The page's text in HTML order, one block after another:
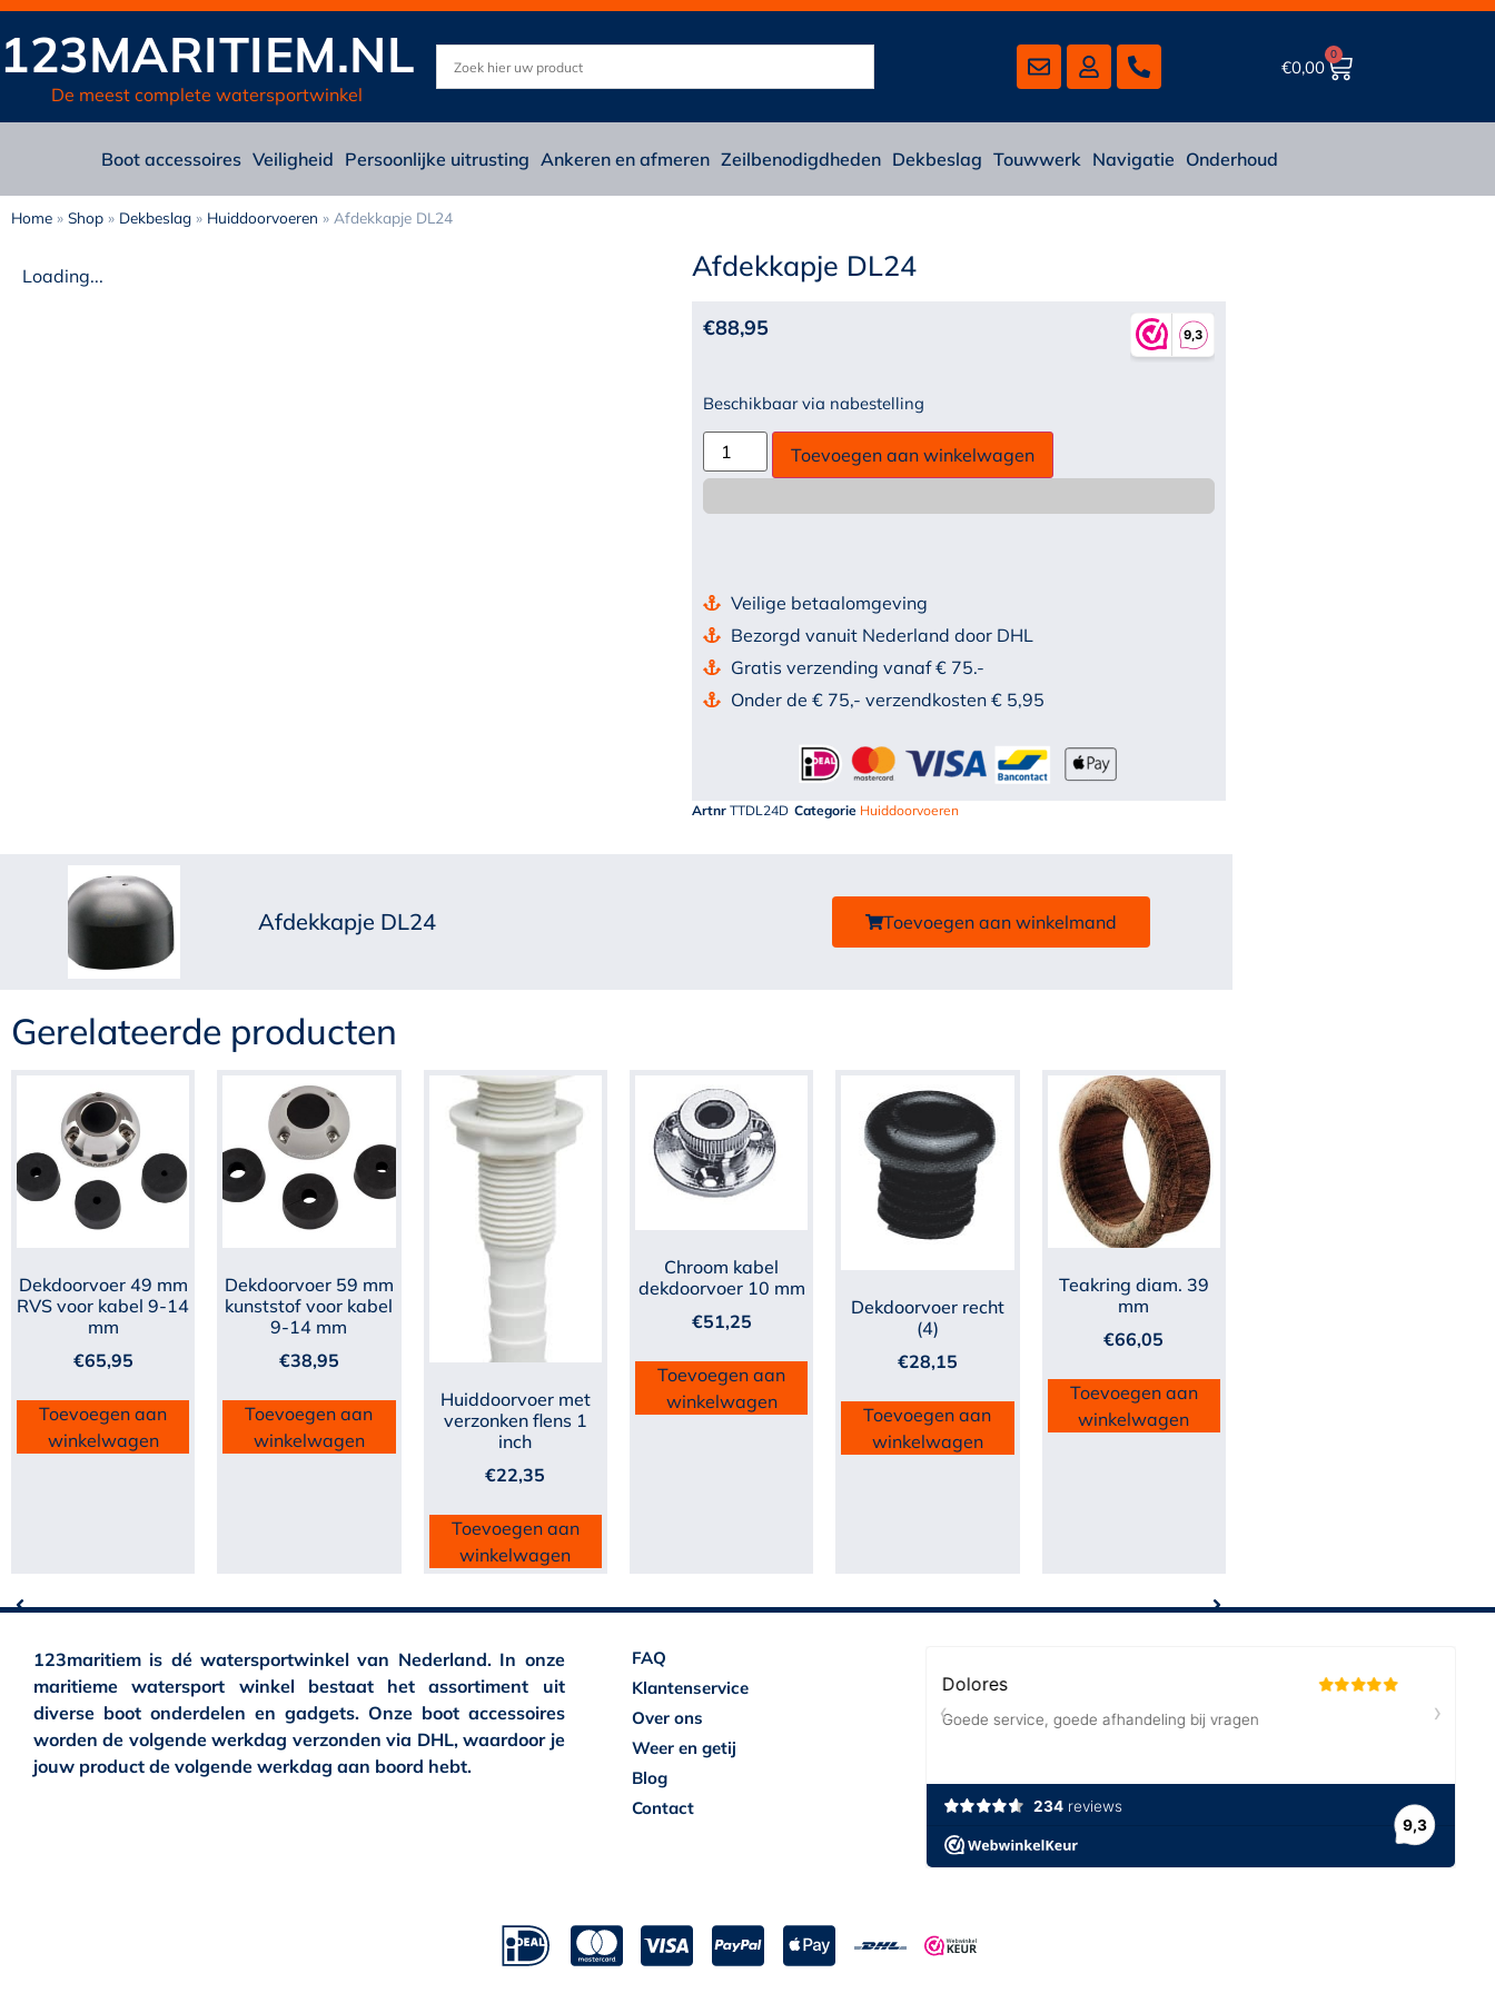
123MARITIEM.NL
De meest complete watersportwinkel
€0,00
0
Boot accessoires Veiligheid Persoonlijke uitrusting Ankeren en afmeren Zeilbenodigdheden Dekbeslag Touwwerk Navigatie Onderhoud
Home » Shop » Dekbeslag » Huiddoorvoeren » Afdekkapje DL24
Loading... Afdekkapje DL24
€88,95
Beschikbaar via nabestelling
Toevoegen aan winkelwagen
Veilige betaalomgeving
Bezorgd vanuit Nederland door DHL
Gratis verzending vanaf € 75.-
Onder de € 75,- verzendkosten € 5,95
Artnr TTDL24D Categorie Huiddoorvoeren
Afdekkapje DL24 Toevoegen aan winkelmand
Gerelateerde producten
Dekdoorvoer 49 mm
RVS voor kabel 9-14
mm
€65,95
Toevoegen aan
winkelwagen
Dekdoorvoer 59 mm
kunststof voor kabel
9-14 mm
€38,95
Toevoegen aan
winkelwagen
Huiddoorvoer met
verzonken flens 1
inch
€22,35
Toevoegen aan
winkelwagen
Chroom kabel
dekdoorvoer 10 mm
€51,25
Toevoegen aan
winkelwagen
Dekdoorvoer recht
(4)
€28,15
Toevoegen aan
winkelwagen
Teakring diam. 39
mm
€66,05
Toevoegen aan
winkelwagen
123maritiem is dé watersportwinkel van Nederland. In onze
maritieme watersport winkel bestaat het assortiment uit
diverse boot onderdelen en gadgets. Onze boot accessoires
worden de volgende werkdag verzonden via DHL, waardoor je
jouw product de volgende werkdag aan boord hebt.
FAQ
Klantenservice
Over ons
Weer en getij
Blog
Contact